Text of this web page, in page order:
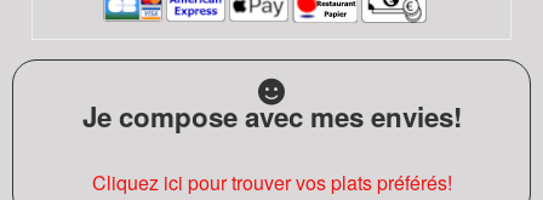
Je compose avec mes envies!
Cliquez ici pour trouver vos plats préférés!